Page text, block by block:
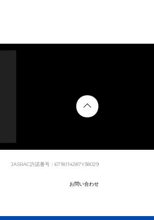
JASRAC許諾番号：6718114287Y38029
お問い合わせ